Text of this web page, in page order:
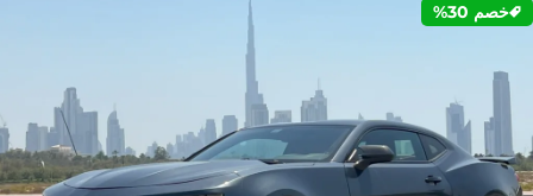
CURRENT PROMOTION:
خصم 30%